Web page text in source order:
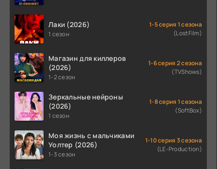
Лаки (2026)
1 сезон
1-5 серия 1 сезона
(LostFilm)
Магазин для киллеров
(2026)
1-2 сезон
1-6 серия 2 сезона
(TVShows)
Зеркальные нейроны
(2026)
1 сезон
1-8 серия 1 сезона
(SoftBox)
Моя жизнь с мальчиками
Уолтер (2026)
1-3 сезон
1-10 серия 3 сезона
(LE-Production)